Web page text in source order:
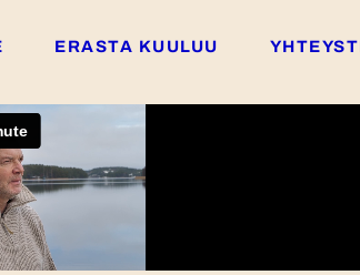
ERASTA KUULUU